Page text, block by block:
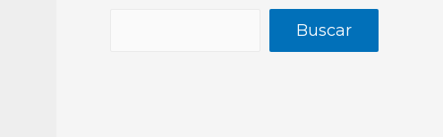
Buscar